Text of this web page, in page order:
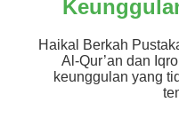
Haikal Berkah
Al-Qur’an dan
keunggulan yang